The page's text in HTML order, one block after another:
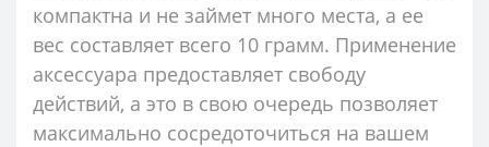
компактна и не займет много места, а ее
вес составляет всего 10 грамм. Применение
аксессуара предоставляет свободу
действий, а это в свою очередь позволяет
максимально сосредоточиться на вашем